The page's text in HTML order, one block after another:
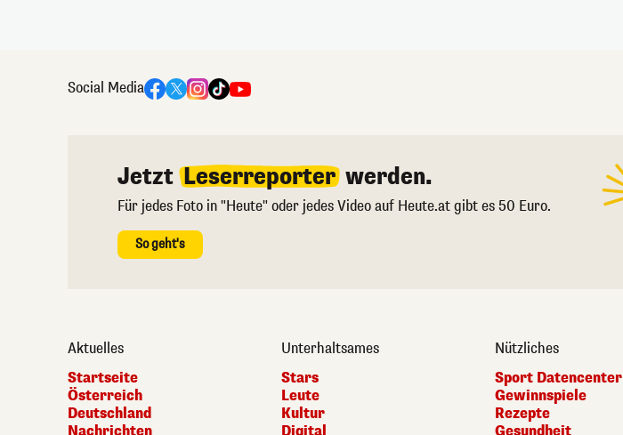
Social Media
Jetzt Leserreporter werden.
Für jedes Foto in "Heute" oder jedes Video auf Heute.at gibt es 50 Euro.
So geht's
Aktuelles
Startseite
Österreich
Deutschland
Unterhaltsames
Stars
Leute
Kultur
Nützliches
Sport Datencenter
Gewinnspiele
Rezepte